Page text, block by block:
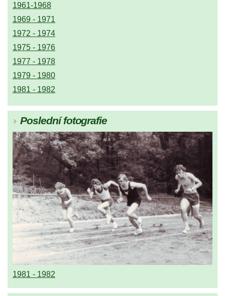
1961-1968
1969 - 1971
1972 - 1974
1975 - 1976
1977 - 1978
1979 - 1980
1981 - 1982
Poslední fotografie
1981 - 1982